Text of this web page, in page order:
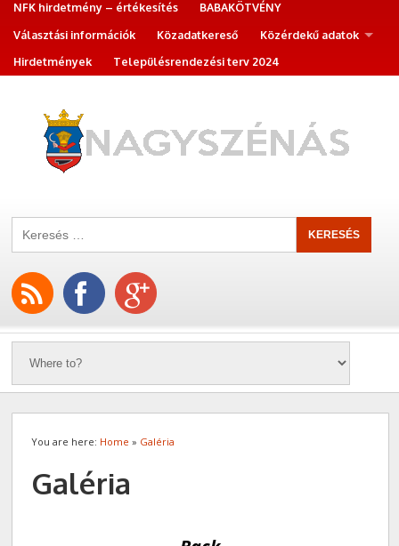
NFK hirdetmény – értékesítés
BABAKÖTVÉNY
Választási információk
Közadatkereső
Közérdekű adatok
Hirdetmények
Településrendezési terv 2024
You are here: Home » Galéria
Galéria